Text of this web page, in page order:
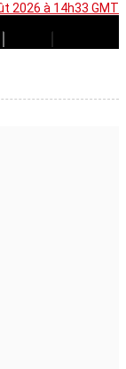
2026 à 14h33 GMT